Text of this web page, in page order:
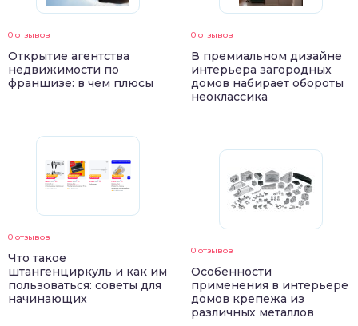
0 отзывов
Открытие агентства
недвижимости по
франшизе: в чем плюсы
0 отзывов
Что такое
штангенциркуль и как им
пользоваться: советы для
начинающих
0 отзывов
В премиальном дизайне
интерьера загородных
домов набирает обороты
неоклассика
0 отзывов
Особенности
применения в интерьере
домов крепежа из
различных металлов